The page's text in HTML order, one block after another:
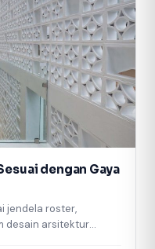
dengan Gaya
jendela roster,
desain arsitektur